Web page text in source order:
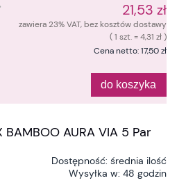
21,53 zł
zawiera 23% VAT, bez kosztów dostawy
( 1 szt. = 4,31 zł )
Cena netto:17,50 zł
do koszyka
BAMBOO AURA VIA 5 Par
Dostępność: średnia ilość
Wysyłka w: 48 godzin